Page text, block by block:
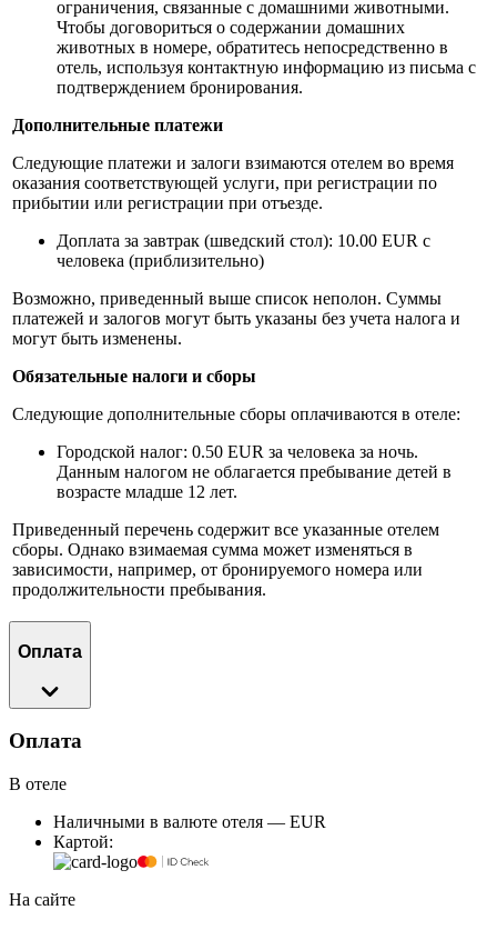
ограничения, связанные с домашними животными.
Чтобы договориться о содержании домашних
животных в номере, обратитесь непосредственно в
отель, используя контактную информацию из письма с
подтверждением бронирования.
Дополнительные платежи
Следующие платежи и залоги взимаются отелем во время
оказания соответствующей услуги, при регистрации по
прибытии или регистрации при отъезде.
Доплата за завтрак (шведский стол): 10.00 EUR с
человека (приблизительно)
Возможно, приведенный выше список неполон. Суммы
платежей и залогов могут быть указаны без учета налога и
могут быть изменены.
Обязательные налоги и сборы
Следующие дополнительные сборы оплачиваются в отеле:
Городской налог: 0.50 EUR за человека за ночь.
Данным налогом не облагается пребывание детей в
возрасте младше 12 лет.
Приведенный перечень содержит все указанные отелем
сборы. Однако взимаемая сумма может изменяться в
зависимости, например, от бронируемого номера или
продолжительности пребывания.
Оплата
Оплата
В отеле
Наличными в валюте отеля — EUR
Картой:
На сайте